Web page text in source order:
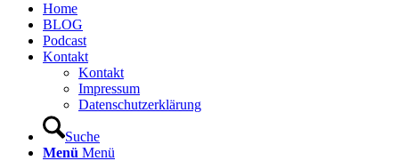
Home
BLOG
Podcast
Kontakt
Kontakt
Impressum
Datenschutzerklärung
Suche
Menü Menü